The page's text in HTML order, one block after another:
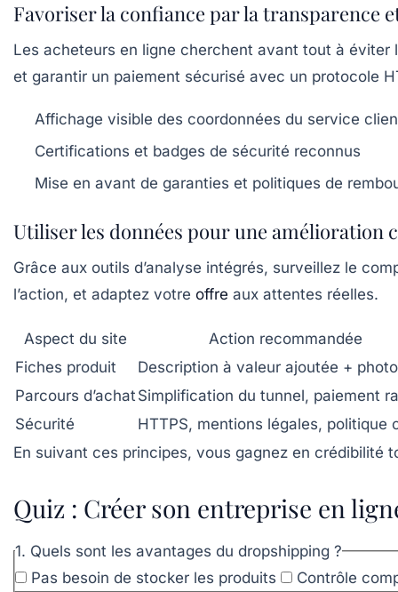
Favoriser la confiance par la transparence
Les acheteurs en ligne cherchent avant tout à
et garantir un paiement sécurisé avec un protocole
Affichage visible des coordonnées du service
Certifications et badges de sécurité reconnus
Mise en avant de garanties et politiques de
Utiliser les données pour une amélioration
Grâce aux outils d’analyse intégrés, surveillez le
l’action, et adaptez votre offre aux attentes réelles.
Aspect du site
Action recommandée
Fiches produit
Description à valeur ajoutée +
Parcours d’achat Simplification du tunnel, paiement
Sécurité
HTTPS, mentions légales, politique
En suivant ces principes, vous gagnez en crédibilité
Quiz : Créer son entreprise en
1. Quels sont les avantages du dropshipping ?
Pas besoin de stocker les produits
Contrôle